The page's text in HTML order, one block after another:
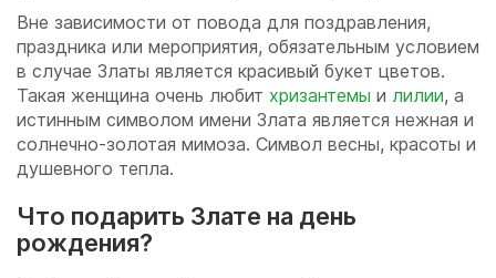
Вне зависимости от повода для поздравления,
праздника или мероприятия, обязательным условием
в случае Златы является красивый букет цветов.
Такая женщина очень любит хризантемы и лилии, а
истинным символом имени Злата является нежная и
солнечно-золотая мимоза. Символ весны, красоты и
душевного тепла.
Что подарить Злате на день
рождения?